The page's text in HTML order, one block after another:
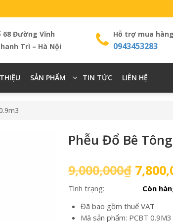
68 Đường Vĩnh
Trì – Hà Nội
Hỗ trợ mua hàng
0943453283
SẢN PHẨM TIN TỨC LIÊN HỆ
Phễu Đổ Bê
9,000,000₫ Giá
gốc
là:
Tình trạng:
Còn
Đã bao gồm thuế VAT
Mã sản phẩm: PCBT 0.9M3